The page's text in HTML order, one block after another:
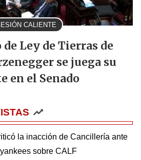
CALIENTE
Ley de Tierras de
se juega su
en el Senado
la inacción de Cancillería ante
sobre CALF